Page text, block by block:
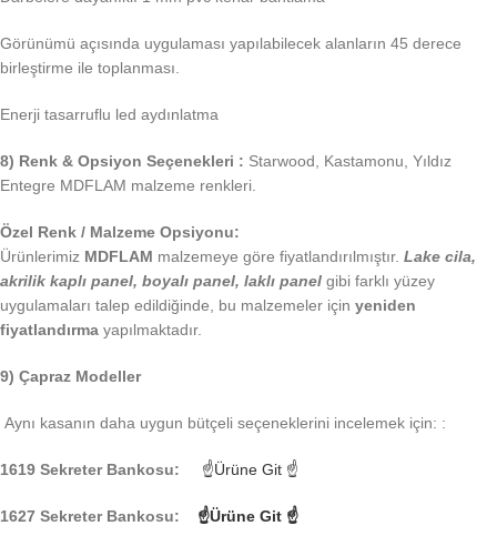
Görünümü açısında uygulaması yapılabilecek alanların 45 derece
birleştirme ile toplanması.
Enerji tasarruflu led aydınlatma
8) Renk & Opsiyon Seçenekleri : Starwood, Kastamonu, Yıldız
Entegre MDFLAM malzeme renkleri.
Özel Renk / Malzeme Opsiyonu:
Ürünlerimiz MDFLAM malzemeye göre fiyatlandırılmıştır. Lake cila,
akrilik kaplı panel, boyalı panel, laklı panel gibi farklı yüzey
uygulamaları talep edildiğinde, bu malzemeler için yeniden
fiyatlandırma yapılmaktadır.
9) Çapraz Modeller
Aynı kasanın daha uygun bütçeli seçeneklerini incelemek için: :
1619 Sekreter Bankosu: ☝Ürüne Git ☝
1627 Sekreter Bankosu: ☝Ürüne Git ☝